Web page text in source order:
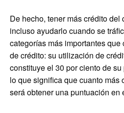
De hecho, tener más crédito
incluso ayudarlo cuando se
categorías más importantes
de crédito: su utilización de
constituye el 30 por ciento de
lo que significa que cuanto más
será obtener una puntuación en